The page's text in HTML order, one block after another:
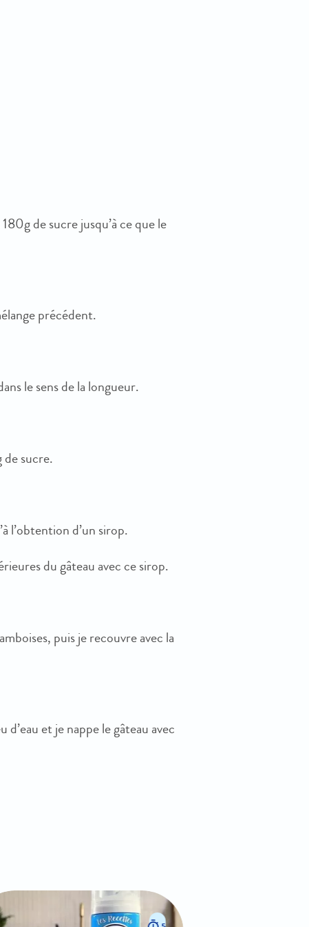
de sucre jusqu’à ce que le
précédent.
le sens de la longueur.
sucre.
l’obtention d’un sirop.
du gâteau avec ce sirop.
puis je recouvre avec la
et je nappe le gâteau avec